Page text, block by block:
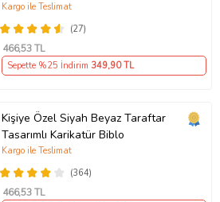
(27)
Kargo ile Teslimat
466,53 TL
Sepette %25 İndirim 349,90 TL
Kişiye Özel Siyah Beyaz Taraftar
Tasarımlı Karikatür Biblo
(364)
Kargo ile Teslimat
466,53 TL